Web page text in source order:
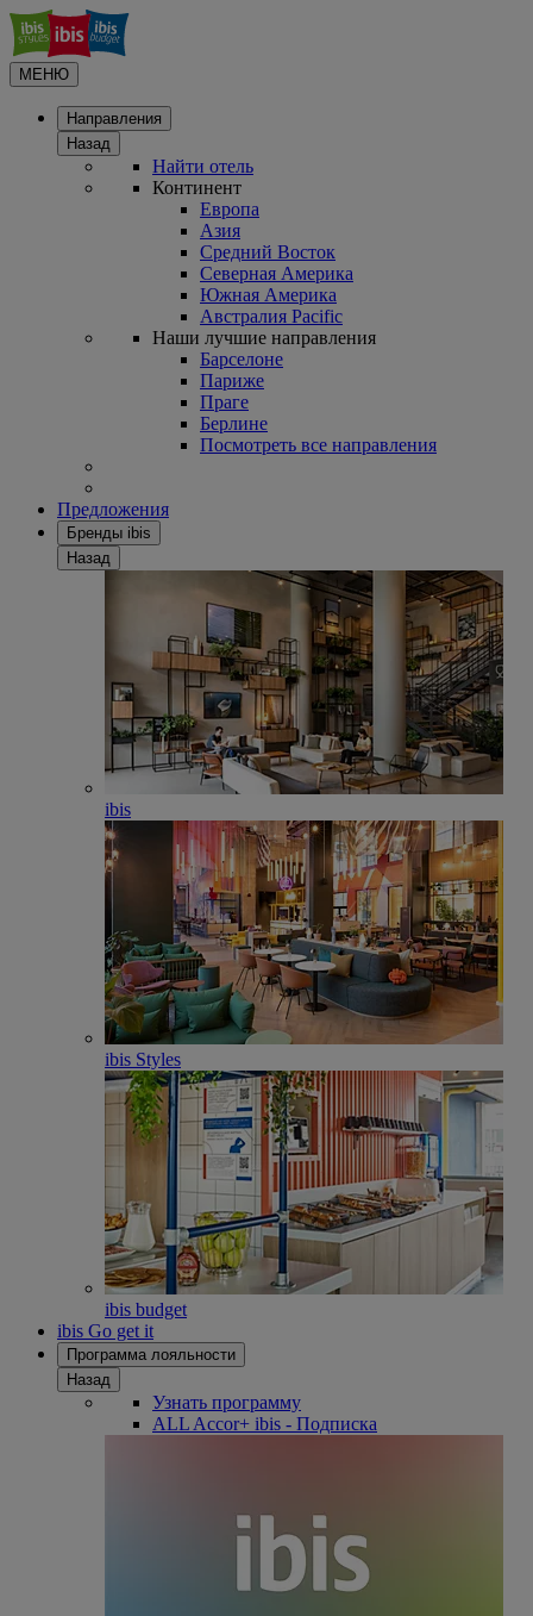
МЕНЮ
Направления
Назад
Найти отель
Континент
Европа
Азия
Средний Восток
Северная Америка
Южная Америка
Австралия Pacific
Наши лучшие направления
Барселоне
Париже
Праге
Берлине
Посмотреть все направления
Предложения
Бренды ibis
Назад
ibis
ibis Styles
ibis budget
ibis Go get it
Программа лояльности
Назад
Узнать программу
ALL Accor+ ibis - Подписка